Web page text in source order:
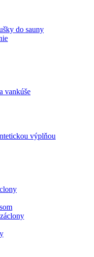
do sauny
vankúše
výplňou